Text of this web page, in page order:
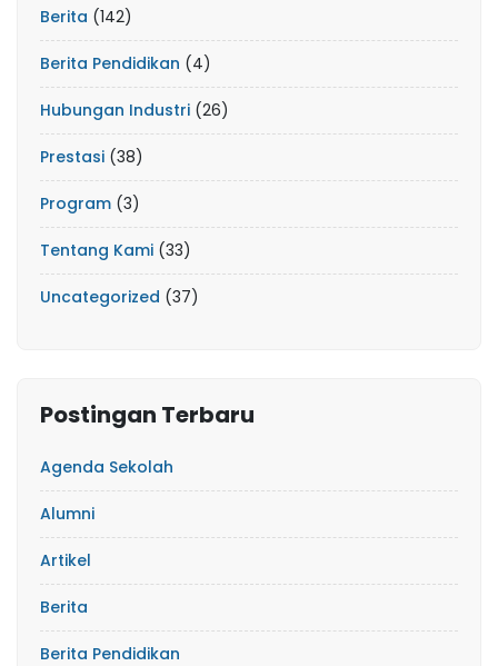
Berita (142)
Berita Pendidikan (4)
Hubungan Industri (26)
Prestasi (38)
Program (3)
Tentang Kami (33)
Uncategorized (37)
Postingan Terbaru
Agenda Sekolah
Alumni
Artikel
Berita
Berita Pendidikan